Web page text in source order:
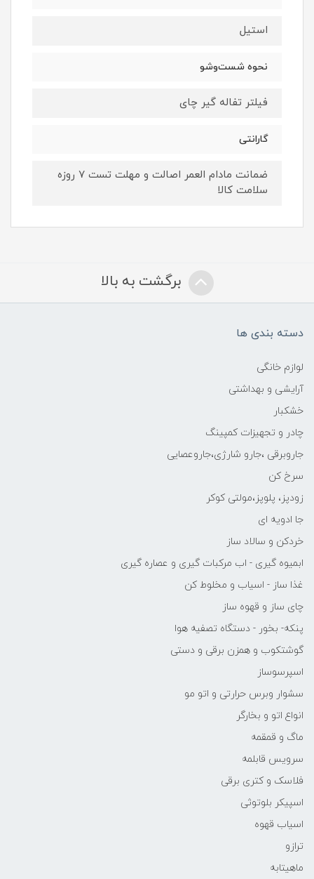
استیل
نحوه شست‌وشو
فیلتر تفاله گیر چای
گارانتی
ضمانت مادام العمر اصالت و مهلت تست ۷ روزه
سلامت کالا
برگشت به بالا
دسته بندی ها
لوازم خانگی
آرایشی و بهداشتی
خشکبار
چادر و تجهیزات کمپینگ
جاروبرقی ،جارو شارژی،جاروعصایی
سرخ کن
زودپز، پلوپز،مولتی کوکر
جا ادویه ای
خردکن و سالاد ساز
ابمیوه گیری - اب مرکبات گیری و عصاره گیری
غذا ساز - اسیاب و مخلوط کن
چای ساز و قهوه ساز
پنکه- بخور - دستگاه تصفیه هوا
گوشتکوب و همزن برقی و دستی
اسپرسوساز
سشوار وبرس حرارتی و اتو مو
انواع اتو و بخارگر
ماگ و قمقمه
سرویس قابلمه
فلاسک و کتری برقی
اسپیکر بلوتوثی
اسیاب قهوه
ترازو
ماهیتابه